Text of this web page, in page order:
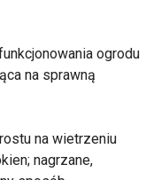
ogrodu
na sprawną
na wietrzeniu
nagrzane,